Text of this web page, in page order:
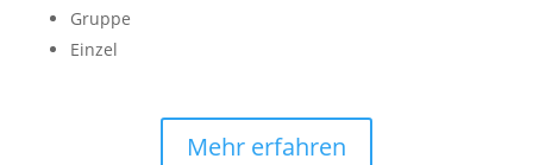
Gruppe
Einzel
Mehr erfahren